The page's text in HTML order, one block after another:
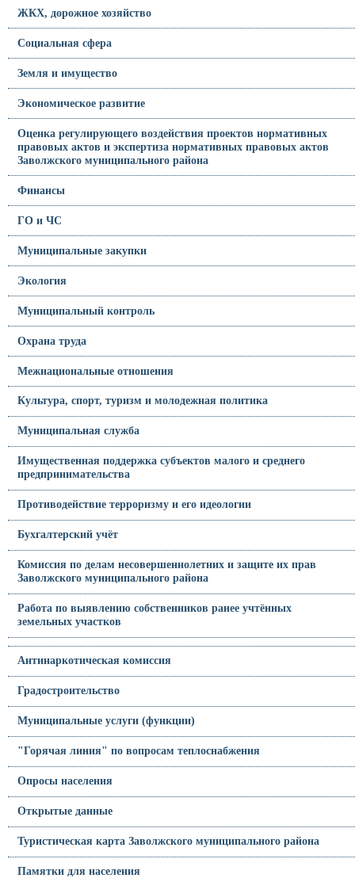
ЖКХ, дорожное хозяйство
Социальная сфера
Земля и имущество
Экономическое развитие
Оценка регулирующего воздействия проектов нормативных
правовых актов и экспертиза нормативных правовых актов
Заволжского муниципального района
Финансы
ГО и ЧС
Муниципальные закупки
Экология
Муниципальный контроль
Охрана труда
Межнациональные отношения
Культура, спорт, туризм и молодежная политика
Муниципальная служба
Имущественная поддержка субъектов малого и среднего
предпринимательства
Противодействие терроризму и его идеологии
Бухгалтерский учёт
Комиссия по делам несовершеннолетних и защите их прав
Заволжского муниципального района
Работа по выявлению собственников ранее учтённых
земельных участков
Антинаркотическая комиссия
Градостроительство
Муниципальные услуги (функции)
"Горячая линия" по вопросам теплоснабжения
Опросы населения
Открытые данные
Туристическая карта Заволжского муниципального района
Памятки для населения